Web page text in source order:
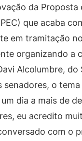
da Proposta
que acaba
em tramitação
organizando a
Alcolumbre, do
senadores, o
dia a mais de
eu acredito
com o